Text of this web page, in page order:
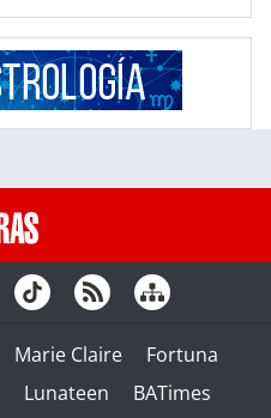
Marie Claire
Fortuna
Lunateen BATimes